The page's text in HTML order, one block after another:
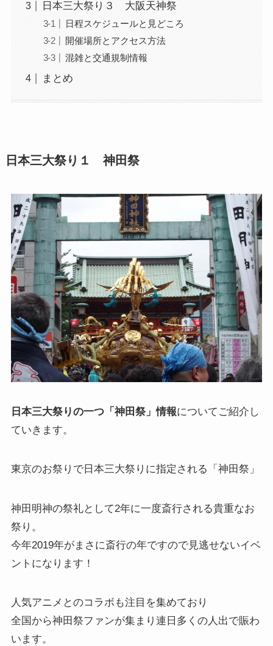
日本三大祭り３ 大阪天神祭
日程スケジュールと見どころ
開催場所とアクセス方法
混雑と交通規制情報
まとめ
日本三大祭り１ 神田祭
日本三大祭りの一つ「神田祭」情報についてご紹介し
ていきます。
東京のお祭りで日本三大祭りに指定される「神田祭」
神田明神の祭礼として2年に一度斎行される貴重なお
祭り。
今年2019年がまさに斎行の年ですので見逃せないイベ
ントになります！
人気アニメとのコラボも注目を集めており
全国から神田祭ファンが集まり連日多くの人出で賑わ
います。